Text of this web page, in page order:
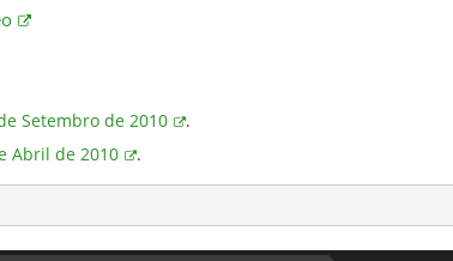
Setembro de 2010
.
Abril de 2010 .